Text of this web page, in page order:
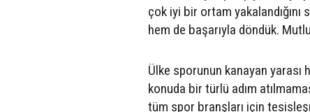
çok iyi bir ortam
hem de başarıyla döndük.
Ülke sporunun kanayan
konuda bir türlü adım
tüm spor branşları için